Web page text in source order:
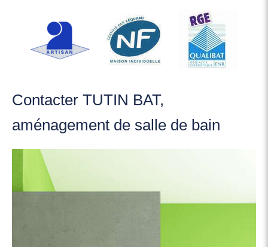
Contacter TUTIN BAT,
aménagement de salle de bain